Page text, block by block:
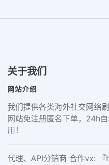
关于我们
网站介绍
我们提供各类海外社交网络
网站免注册匿名下单，24h
用！
代理、API分销商 合作vx: